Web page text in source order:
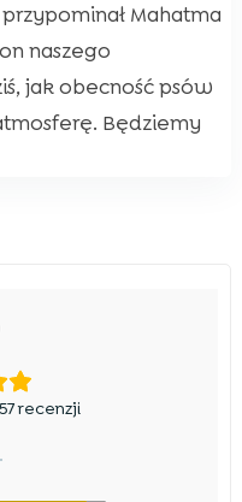
Mahatma
naszego
jak obecność psów
Będziemy
recenzji